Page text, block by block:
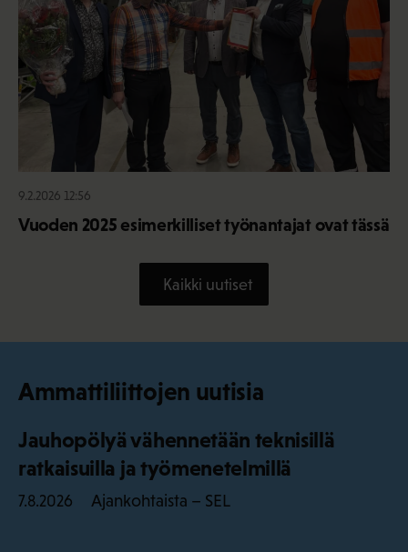
9.2.2026 12:56
Vuoden 2025 esimerkilliset työnantajat ovat tässä
Kaikki uutiset
Ammattiliittojen uutisia
Jauhopölyä vähennetään teknisillä
ratkaisuilla ja työmenetelmillä
7.8.2026 Ajankohtaista – SEL